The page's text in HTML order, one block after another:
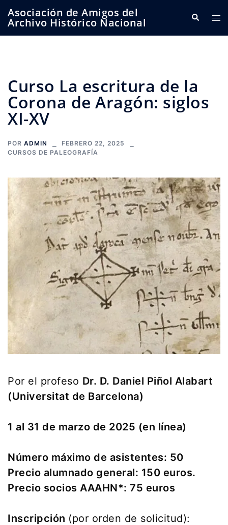
Asociación de Amigos del
Archivo Histórico Nacional Buscar
Curso La escritura de la
Corona de Aragón: siglos
XI-XV
POR ADMIN
FEBRERO 22, 2025
CURSOS DE PALEOGRAFÍA
Por el profeso Dr. D. Daniel Piñol Alabart
(Universitat de Barcelona)
1 al 31 de marzo de 2025 (en línea)
Número máximo de asistentes: 50
Precio alumnado general: 150 euros.
Precio socios AAAHN*: 75 euros
Inscripción (por orden de solicitud):